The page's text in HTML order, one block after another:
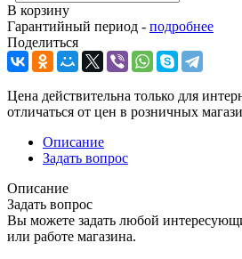
В корзину
Гарантийный период - подробнее
Поделиться
Цена действительна только для
отличаться от цен в розничных
Описание
Задать вопрос
Описание
Задать вопрос
Вы можете задать любой
или работе магазина.